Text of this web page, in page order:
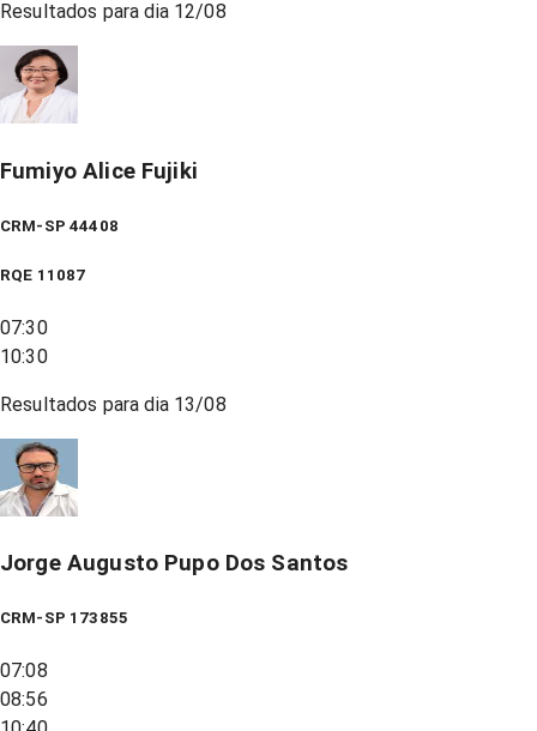
Resultados para dia 12/08
Fumiyo Alice Fujiki
CRM-SP 44408
RQE 11087
07:30
10:30
Resultados para dia 13/08
Jorge Augusto Pupo Dos Santos
CRM-SP 173855
07:08
08:56